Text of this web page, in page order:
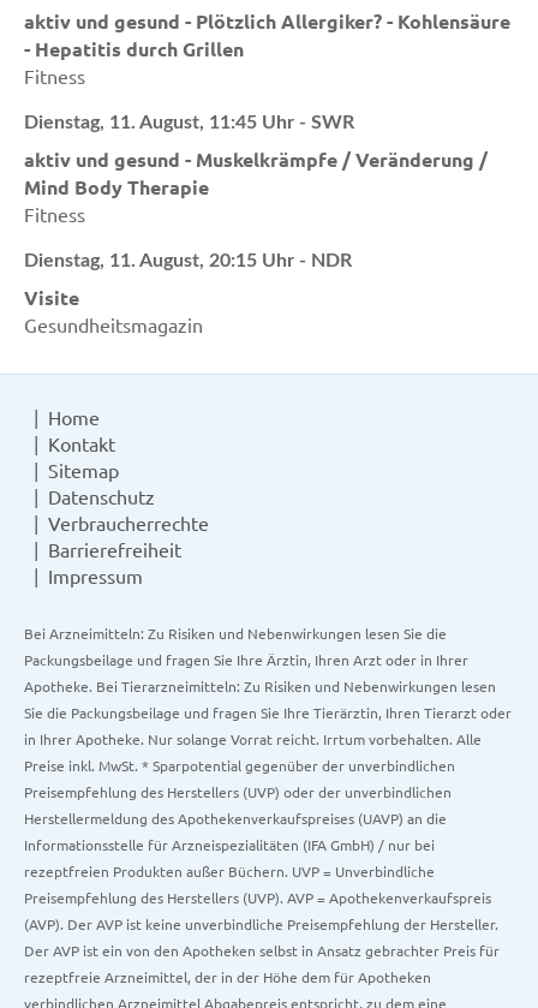
aktiv und gesund - Plötzlich Allergiker? - Kohlensäure
- Hepatitis durch Grillen
Fitness
Dienstag, 11. August, 11:45 Uhr - SWR
aktiv und gesund - Muskelkrämpfe / Veränderung /
Mind Body Therapie
Fitness
Dienstag, 11. August, 20:15 Uhr - NDR
Visite
Gesundheitsmagazin
Home
Kontakt
Sitemap
Datenschutz
Verbraucherrechte
Barrierefreiheit
Impressum
Bei Arzneimitteln: Zu Risiken und Nebenwirkungen lesen Sie die
Packungsbeilage und fragen Sie Ihre Ärztin, Ihren Arzt oder in Ihrer
Apotheke. Bei Tierarzneimitteln: Zu Risiken und Nebenwirkungen lesen
Sie die Packungsbeilage und fragen Sie Ihre Tierärztin, Ihren Tierarzt oder
in Ihrer Apotheke. Nur solange Vorrat reicht. Irrtum vorbehalten. Alle
Preise inkl. MwSt. * Sparpotential gegenüber der unverbindlichen
Preisempfehlung des Herstellers (UVP) oder der unverbindlichen
Herstellermeldung des Apothekenverkaufspreises (UAVP) an die
Informationsstelle für Arzneispezialitäten (IFA GmbH) / nur bei
rezeptfreien Produkten außer Büchern. UVP = Unverbindliche
Preisempfehlung des Herstellers (UVP). AVP = Apothekenverkaufspreis
(AVP). Der AVP ist keine unverbindliche Preisempfehlung der Hersteller.
Der AVP ist ein von den Apotheken selbst in Ansatz gebrachter Preis für
rezeptfreie Arzneimittel, der in der Höhe dem für Apotheken
verbindlichen Arzneimittel Abgabepreis entspricht, zu dem eine